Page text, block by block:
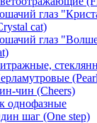
глаз
cat)
глаз
чин (Cheers)
однофазные
шаг (One step)